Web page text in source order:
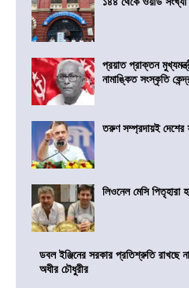
প্রয়াত প্রাক্তন
নামাঙ্কিত সংস্কৃতি
তরুণ সম্প্রদায়ই দেশের
লিওনেল মেসি পিতৃহারা
ডবল ইঞ্জিনের সরকার প্রতিশ্রুতি রাখছে
অধীর চৌধুরীর